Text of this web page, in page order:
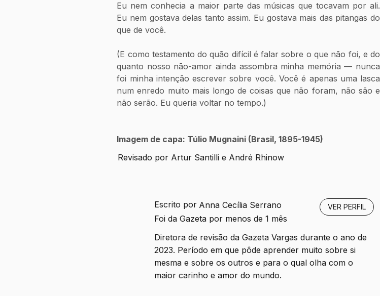
Eu nem conhecia a maior parte das músicas que tocavam por ali.
Eu nem gostava delas tanto assim. Eu gostava mais das pitangas do
que de você.
(E como testamento do quão difícil é falar sobre o que não foi, e do
quanto nosso não-amor ainda assombra minha memória — nunca
foi minha intenção escrever sobre você. Você é apenas uma lasca
num enredo muito mais longo de coisas que não foram, não são e
não serão. Eu queria voltar no tempo.)
Imagem de capa: Túlio Mugnaini (Brasil, 1895-1945)
Revisado por Artur Santilli e André Rhinow
Escrito por Anna Cecília Serrano
Foi da Gazeta por menos de 1 mês
Diretora de revisão da Gazeta Vargas durante o ano de
2023. Período em que pôde aprender muito sobre si
mesma e sobre os outros e para o qual olha com o
maior carinho e amor do mundo.
VER PERFIL